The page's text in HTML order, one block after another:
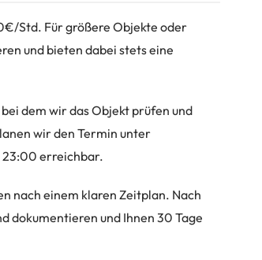
Std. Für größere Objekte oder
und bieten dabei stets eine
dem wir das Objekt prüfen und
wir den Termin unter
23:00 erreichbar.
nach einem klaren Zeitplan. Nach
dokumentieren und Ihnen 30 Tage